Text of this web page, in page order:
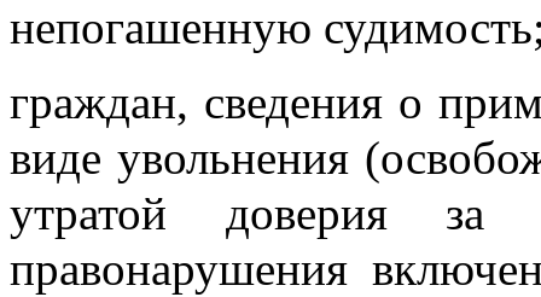
непогашенную
граждан, сведения о
виде увольнения
утратой доверия за
правонарушения